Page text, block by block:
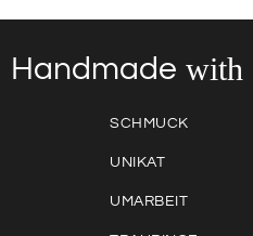
Handmade with
SCHMUCK
UNIKAT
UMARBEIT